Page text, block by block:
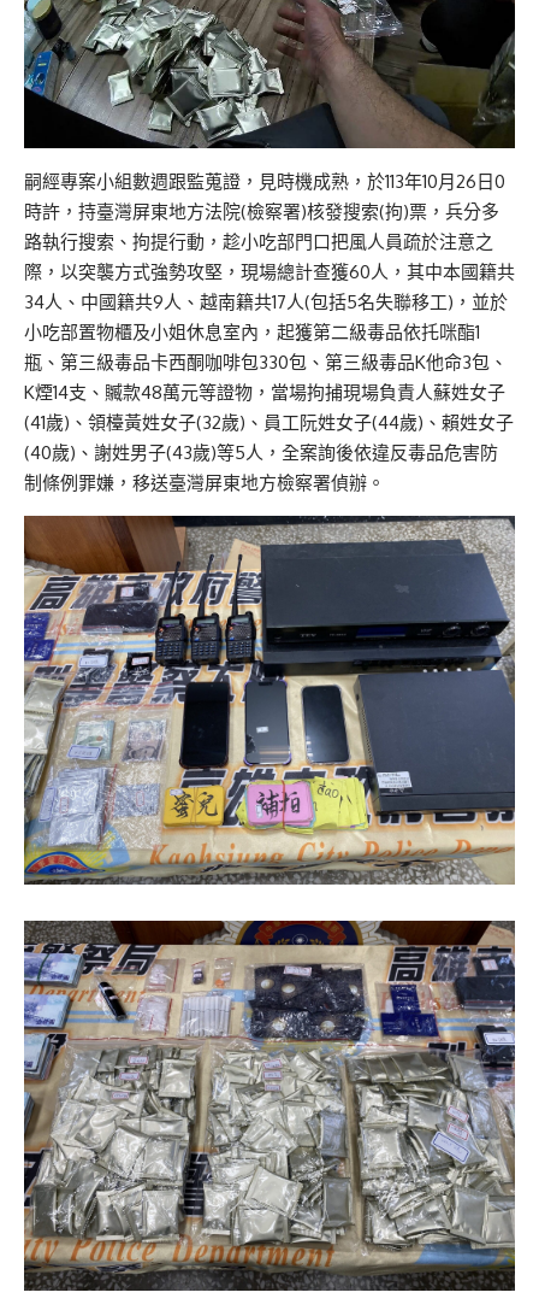
嗣經專案小組數週跟監蒐證，見時機成熟，於113年10月26日0
時許，持臺灣屏東地方法院(檢察署)核發搜索(拘)票，兵分多
路執行搜索、拘提行動，趁小吃部門口把風人員疏於注意之
際，以突襲方式強勢攻堅，現場總計查獲60人，其中本國籍共
34人、中國籍共9人、越南籍共17人(包括5名失聯移工)，並於
小吃部置物櫃及小姐休息室內，起獲第二級毒品依托咪酯1
瓶、第三級毒品卡西酮咖啡包330包、第三級毒品K他命3包、
K煙14支、贓款48萬元等證物，當場拘捕現場負責人蘇姓女子
(41歲)、領檯黃姓女子(32歲)、員工阮姓女子(44歲)、賴姓女子
(40歲)、謝姓男子(43歲)等5人，全案詢後依違反毒品危害防
制條例罪嫌，移送臺灣屏東地方檢察署偵辦。